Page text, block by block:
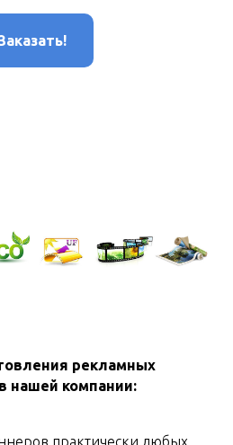
рекламных
нашей компании:
практически любых